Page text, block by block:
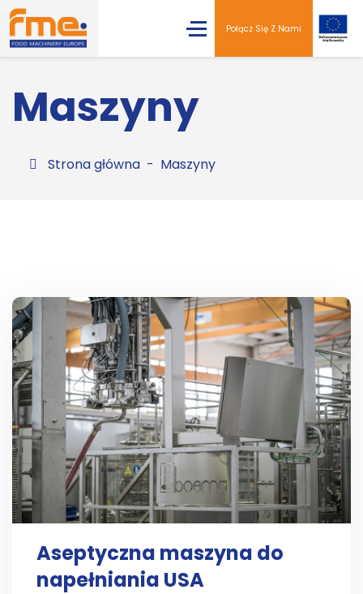
Połącz Się Z Nami
Maszyny
Strona główna Maszyny
Aseptyczna maszyna do
napełniania USA